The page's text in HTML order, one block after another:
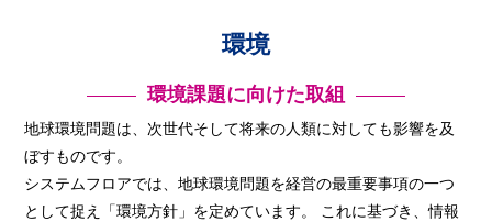
環境
環境課題に向けた取組
地球環境問題は、次世代そして将来の人類に対しても影響を及
ぼすものです。
システムフロアでは、地球環境問題を経営の最重要事項の一つ
として捉え「環境方針」を定めています。 これに基づき、情報